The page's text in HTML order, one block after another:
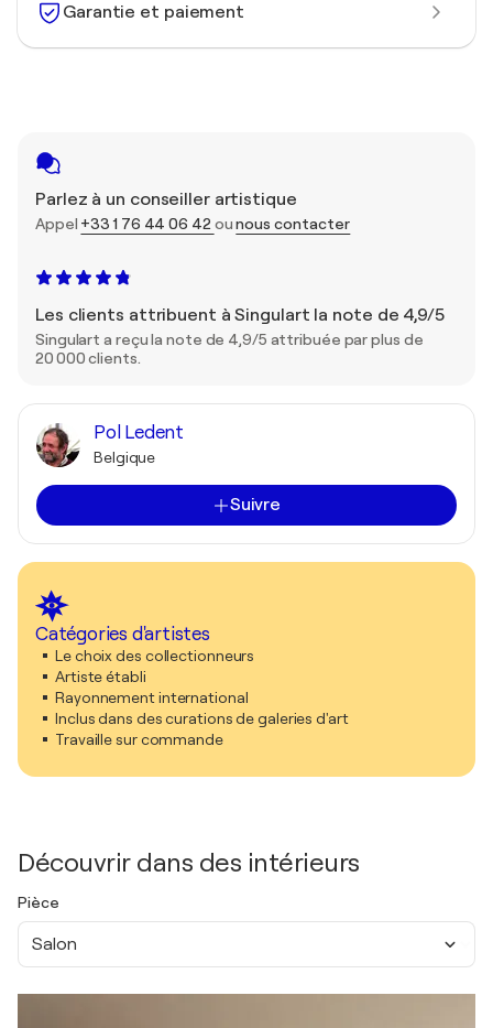
Garantie et paiement
Parlez à un conseiller artistique
Appel +33 1 76 44 06 42 ounous contacter
Les clients attribuent à Singulart la note de 4,9/5
Singulart a reçu la note de 4,9/5 attribuée par plus de
20 000 clients.
Pol Ledent
Belgique
Suivre
Catégories d'artistes
Le choix des collectionneurs
Artiste établi
Rayonnement international
Inclus dans des curations de galeries d'art
Travaille sur commande
Découvrir dans des intérieurs
Pièce
Salon